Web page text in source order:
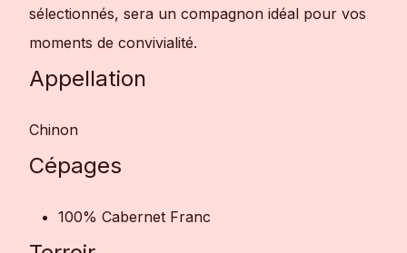
sélectionnés, sera un compagnon idéal pour vos
moments de convivialité.
Appellation
Chinon
Cépages
100% Cabernet Franc